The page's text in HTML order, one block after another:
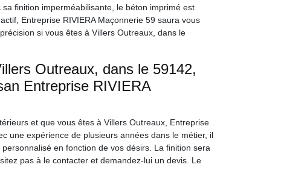
finition imperméabilisante, le béton imprimé est
Entreprise RIVIERA Maçonnerie 59 saura vous
si vous êtes à Villers Outreaux, dans le
Outreaux, dans le 59142,
Entreprise RIVIERA
et que vous êtes à Villers Outreaux, Entreprise
une expérience de plusieurs années dans le métier, il
en fonction de vos désirs. La finition sera
pas à le contacter et demandez-lui un devis. Le